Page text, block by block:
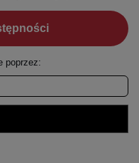
poprzez: